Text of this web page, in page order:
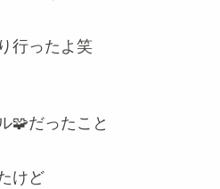
行ったよ笑
🧩だったこと
けど